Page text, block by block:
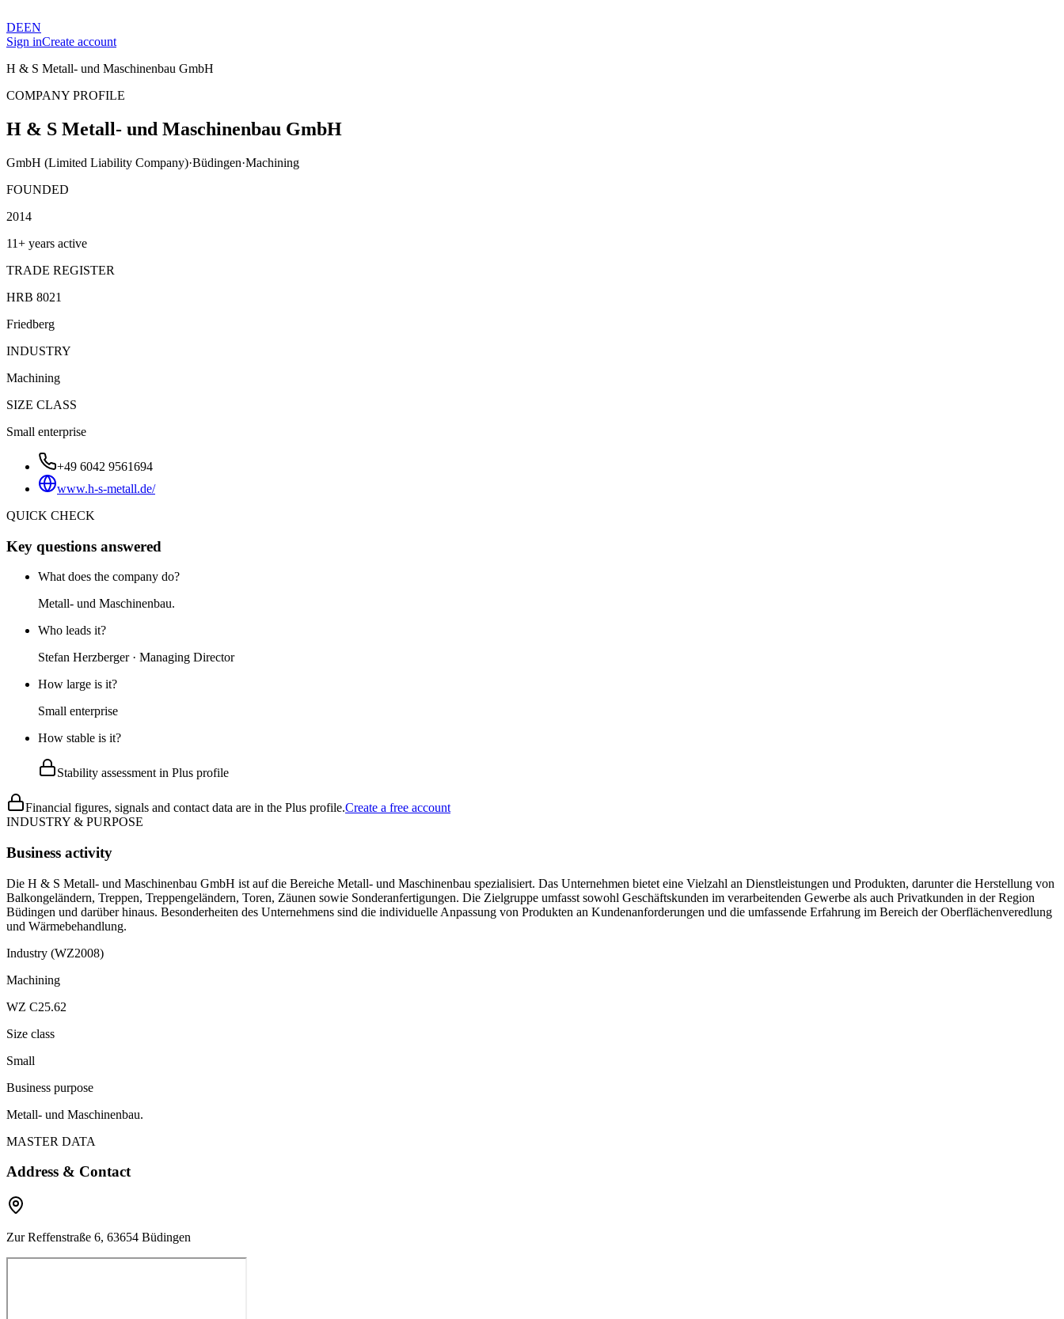
DEEN
Sign inCreate account
H & S Metall- und Maschinenbau GmbH
COMPANY PROFILE
H & S Metall- und Maschinenbau GmbH
GmbH (Limited Liability Company)·Büdingen·Machining
FOUNDED
2014
11+ years active
TRADE REGISTER
HRB 8021
Friedberg
INDUSTRY
Machining
SIZE CLASS
Small enterprise
+49 6042 9561694
www.h-s-metall.de/
QUICK CHECK
Key questions answered
What does the company do?
Metall- und Maschinenbau.
Who leads it?
Stefan Herzberger · Managing Director
How large is it?
Small enterprise
How stable is it?
Stability assessment in Plus profile
Financial figures, signals and contact data are in the Plus profile.Create a free account
INDUSTRY & PURPOSE
Business activity
Die H & S Metall- und Maschinenbau GmbH ist auf die Bereiche Metall- und Maschinenbau spezialisiert. Das Unternehmen bietet eine Vielzahl an Dienstleistungen und Produkten, darunter die Herstellung von
Balkongeländern, Treppen, Treppengeländern, Toren, Zäunen sowie Sonderanfertigungen. Die Zielgruppe umfasst sowohl Geschäftskunden im verarbeitenden Gewerbe als auch Privatkunden in der Region
Büdingen und darüber hinaus. Besonderheiten des Unternehmens sind die individuelle Anpassung von Produkten an Kundenanforderungen und die umfassende Erfahrung im Bereich der Oberflächenveredlung
und Wärmebehandlung.
Industry (WZ2008)
Machining
WZ C25.62
Size class
Small
Business purpose
Metall- und Maschinenbau.
MASTER DATA
Address & Contact
Zur Reffenstraße 6, 63654 Büdingen